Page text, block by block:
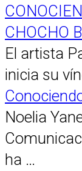
CHOCHO
El artista
inicia su
Noelia
ha …